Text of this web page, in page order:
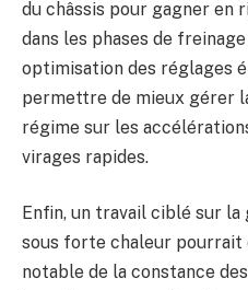
du châssis pour gagner en
dans les phases de
optimisation des réglages
permettre de mieux gérer
régime sur les
virages rapides.
Enfin, un travail ciblé sur
sous forte chaleur
notable de la constance